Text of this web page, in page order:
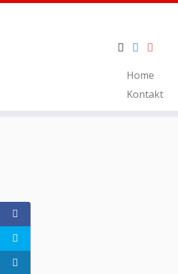
Home
Kontakt